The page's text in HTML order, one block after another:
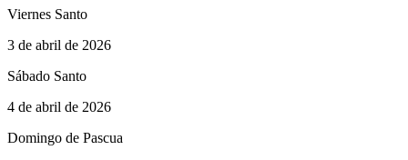
Viernes Santo
3 de abril de 2026
Sábado Santo
4 de abril de 2026
Domingo de Pascua